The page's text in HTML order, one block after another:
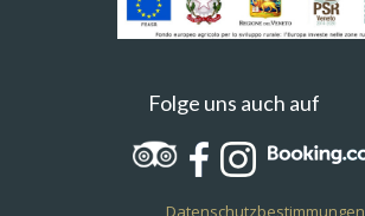
Folge uns auch auf
Datenschutzbestimmungen